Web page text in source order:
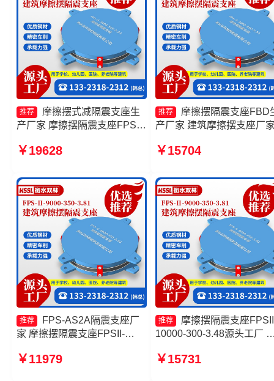
推荐
摩擦摆式减隔震支座生
产厂家 摩擦摆隔震支座FPS-
支座源头工厂 摩擦摆减隔震球
￥19628
推荐
摩擦摆隔震支座FBD
产厂家 建筑摩擦摆支座厂
建筑摩擦摆隔震支座(FPS)
￥15704
推荐
FPS-AS2A隔震支座厂
家 摩擦摆隔震支座FPSII-
震支座FPSII-5000-400-4.11
￥11979
推荐
摩擦摆隔震支座
10000-300-3.48源头工厂
400-4.11 摩擦摆隔震支座
￥15731